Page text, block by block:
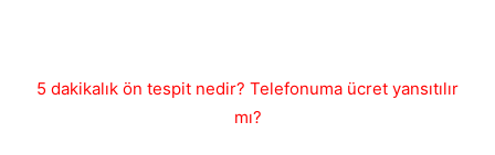
5 dakikalık ön tespit nedir? Telefonuma ücret yansıtılır
mı?